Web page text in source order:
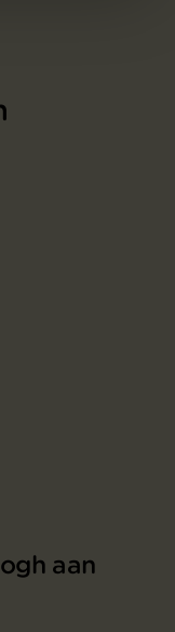
aan